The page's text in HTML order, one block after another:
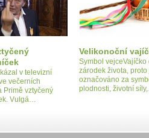
v televizní
večerních
Primě vztyčený
Vulgá…
Velikonoční
Symbol vejceVajíčko
zárodek života, proto
označováno za
plodnosti, životní